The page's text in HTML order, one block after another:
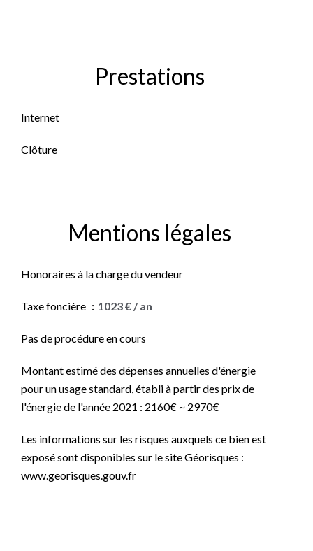
Prestations
Internet
Clôture
Mentions légales
Honoraires à la charge du vendeur
Taxe foncière 1023 € / an
Pas de procédure en cours
Montant estimé des dépenses annuelles d'énergie
pour un usage standard, établi à partir des prix de
l'énergie de l'année 2021 : 2160€ ~ 2970€
Les informations sur les risques auxquels ce bien est
exposé sont disponibles sur le site Géorisques :
www.georisques.gouv.fr